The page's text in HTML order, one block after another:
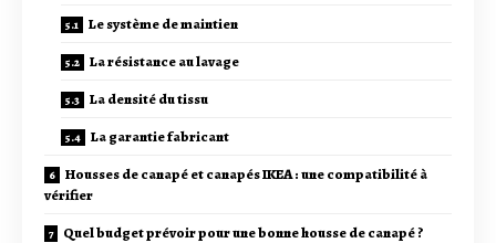
Le système de maintien
La résistance au lavage
La densité du tissu
La garantie fabricant
Housses de canapé et canapés IKEA : une compatibilité à
vérifier
Quel budget prévoir pour une bonne housse de canapé ?